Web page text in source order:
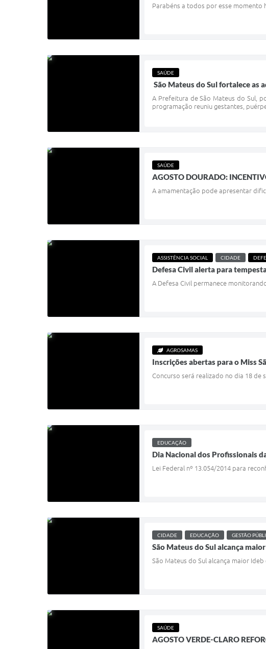
Parabéns a todos por esse momento
SAÚDE
São Mateus do Sul fortalece as
A Prefeitura de São Mateus do Sul,
programação reuniu gestantes,
SAÚDE
AGOSTO DOURADO:
A amamentação pode apresentar
ASSISTÊNCIA SOCIAL CIDADE
Defesa Civil alerta para
A Defesa Civil permanece
AGROSAMAS
Inscrições abertas para o Miss
Concurso será realizado no dia 18 de
EDUCAÇÃO
Dia Nacional dos Profissionais
Lei Federal nº 13.054/2014 para
CIDADE EDUCAÇÃO GESTÃO
São Mateus do Sul alcança
São Mateus do Sul alcança maior
SAÚDE
AGOSTO VERDE-CLARO